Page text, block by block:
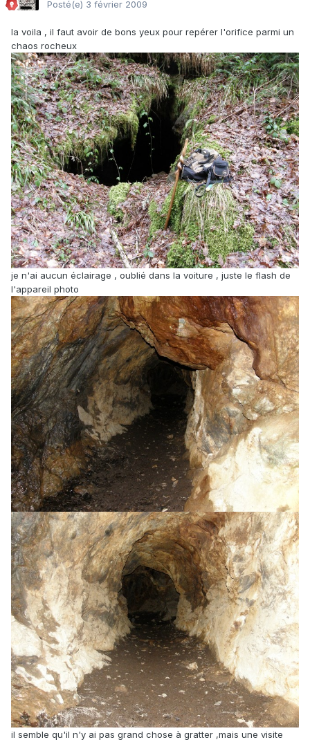
Posté(e) 3 février 2009
la voila , il faut avoir de bons yeux pour repérer l'orifice parmi un
chaos rocheux
je n'ai aucun éclairage , oublié dans la voiture , juste le flash de
l'appareil photo
il semble qu'il n'y ai pas grand chose à gratter ,mais une visite